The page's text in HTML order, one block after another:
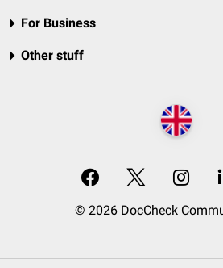
For Business
Other stuff
© 2026 DocCheck